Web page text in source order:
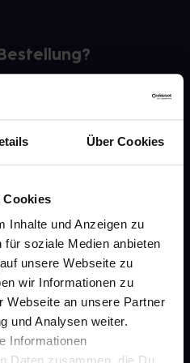
Über Cookies
Cookies
Inhalte und Anzeigen zu
soziale Medien anbieten
unsere Webseite zu
wir Informationen zu
Webseite an unsere Partner
und Analysen weiter.
Informationen